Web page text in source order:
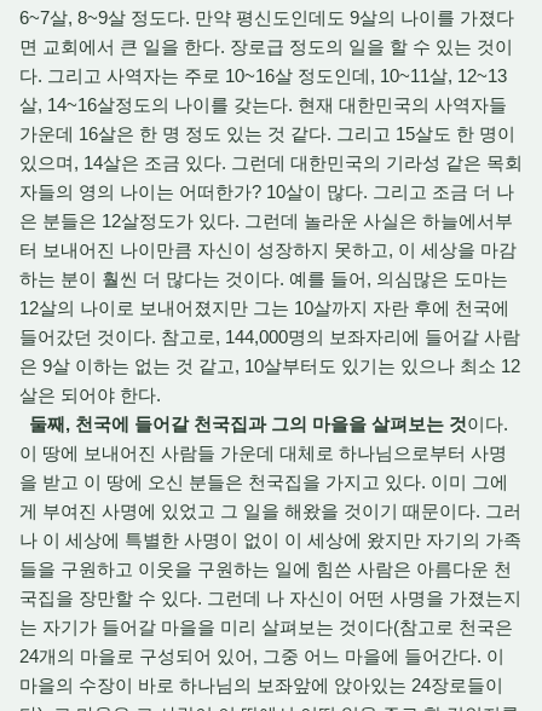
6~7살, 8~9살 정도다. 만약 평신도인데도 9살의 나이를 가졌다
면 교회에서 큰 일을 한다. 장로급 정도의 일을 할 수 있는 것이
다. 그리고 사역자는 주로 10~16살 정도인데, 10~11살, 12~13
살, 14~16살정도의 나이를 갖는다. 현재 대한민국의 사역자들
가운데 16살은 한 명 정도 있는 것 같다. 그리고 15살도 한 명이
있으며, 14살은 조금 있다. 그런데 대한민국의 기라성 같은 목회
자들의 영의 나이는 어떠한가? 10살이 많다. 그리고 조금 더 나
은 분들은 12살정도가 있다. 그런데 놀라운 사실은 하늘에서부
터 보내어진 나이만큼 자신이 성장하지 못하고, 이 세상을 마감
하는 분이 훨씬 더 많다는 것이다. 예를 들어, 의심많은 도마는
12살의 나이로 보내어졌지만 그는 10살까지 자란 후에 천국에
들어갔던 것이다. 참고로, 144,000명의 보좌자리에 들어갈 사람
은 9살 이하는 없는 것 같고, 10살부터도 있기는 있으나 최소 12
살은 되어야 한다.
둘째, 천국에 들어갈 천국집과 그의 마을을 살펴보는 것이다.
이 땅에 보내어진 사람들 가운데 대체로 하나님으로부터 사명
을 받고 이 땅에 오신 분들은 천국집을 가지고 있다. 이미 그에
게 부여진 사명에 있었고 그 일을 해왔을 것이기 때문이다. 그러
나 이 세상에 특별한 사명이 없이 이 세상에 왔지만 자기의 가족
들을 구원하고 이웃을 구원하는 일에 힘쓴 사람은 아름다운 천
국집을 장만할 수 있다. 그런데 나 자신이 어떤 사명을 가졌는지
는 자기가 들어갈 마을을 미리 살펴보는 것이다(참고로 천국은
24개의 마을로 구성되어 있어, 그중 어느 마을에 들어간다. 이
마을의 수장이 바로 하나님의 보좌앞에 앉아있는 24장로들이